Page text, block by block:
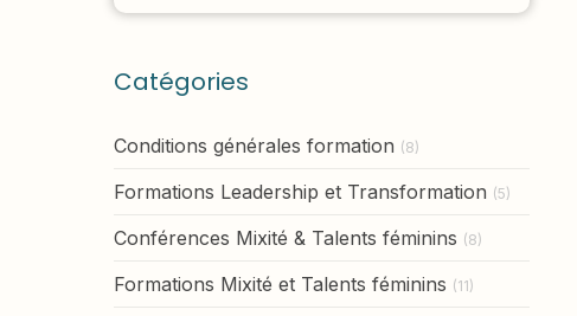
Catégories
Conditions générales formation (8)
Formations Leadership et Transformation (5)
Conférences Mixité & Talents féminins (8)
Formations Mixité et Talents féminins (11)